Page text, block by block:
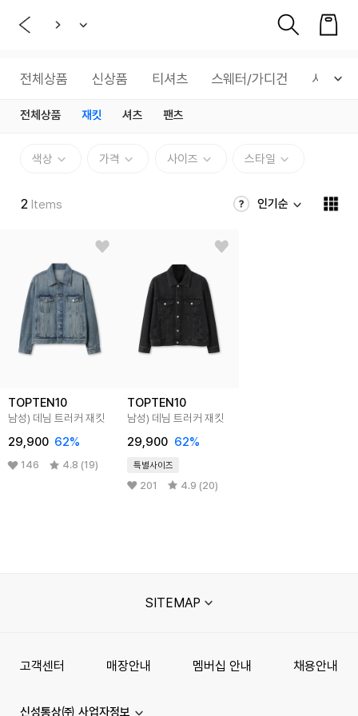
전체상품 신상품 티셔츠 스웨터/가디건 셔츠
전체상품 재킷 셔츠 팬츠
색상 가격 사이즈 스타일
2 Items 인기순
TOPTEN10
남성) 데님 트러커 재킷
29,900 62%
146 4.8 (19)
TOPTEN10
남성) 데님 트러커 재킷
29,900 62%
특별사이즈
201 4.9 (20)
SITEMAP
고객센터 매장안내 멤버십 안내 채용안내
신성통상㈜ 사업자정보